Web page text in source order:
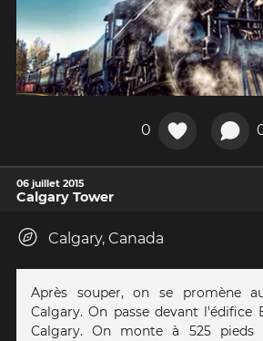
0
06 juillet 2015
Calgary Tower
Calgary, Canada
Après souper, on se promène
Calgary. On passe devant
Calgary. On monte à 525 pieds